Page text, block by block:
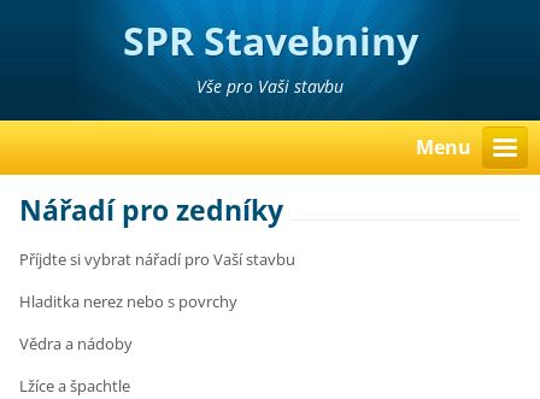
SPR Stavebniny
Poděbrady Pavel Richter
Vše pro Vaši stavbu
Menu
Nářadí pro zedníky
Příjdte si vybrat nářadí pro Vaší stavbu
Hladitka nerez nebo s povrchy
Vědra a nádoby
Lžíce a špachtle